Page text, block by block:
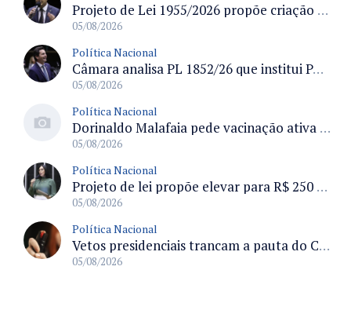
Projeto de Lei 1955/2026 propõe criação de geração livre de fumo ao restringir venda de vapes a nascidos desde 1º de janeiro de 2009
05/08/2026
Política Nacional
Câmara analisa PL 1852/26 que institui Política Nacional de Gestão de Desempenho e Eficiência para servidores públicos
05/08/2026
Política Nacional
Dorinaldo Malafaia pede vacinação ativa ao Ministério da Saúde para reverter queda na cobertura vacinal no Brasil
05/08/2026
Política Nacional
Projeto de lei propõe elevar para R$ 250 mil limite de isenção do IPI para pessoas com deficiência e autismo
05/08/2026
Política Nacional
Vetos presidenciais trancam a pauta do Congresso com 87 itens pendentes e incluem trechos do Orçamento de 2026
05/08/2026